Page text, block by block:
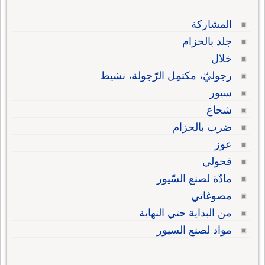
المشاركة
جلد بالحزام
خلال
رجوليّ، مكتمِل الرّجولة، نشيط
سيور
شجاع
ضرب بالحزام
عوز
فحولي
مادّة لصنع السّيور
مصوغاتي
من البداية حتي النهاية
مواد لصنع السيور